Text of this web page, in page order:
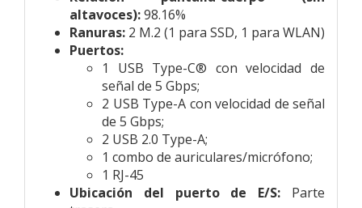
altavoces):98.16%
Ranuras: 2 M.2 (1 para SSD, 1 para WLAN)
Puertos:
1 USB Type-C® con velocidad de
señal de 5 Gbps;
2 USB Type-A con velocidad de señal
de 5 Gbps;
2 USB 2.0 Type-A;
1 combo de auriculares/micrófono;
1 RJ-45
Ubicación del puerto de E/S: Parte